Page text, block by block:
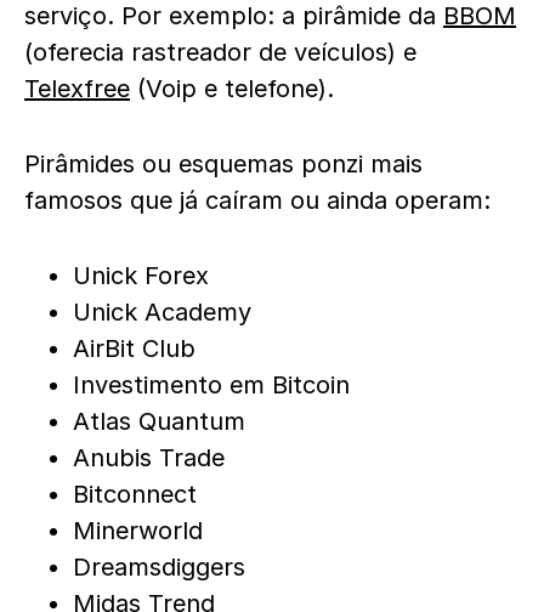
serviço. Por exemplo: a pirâmide da BBOM
(oferecia rastreador de veículos) e
Telexfree (Voip e telefone).
Pirâmides ou esquemas ponzi mais
famosos que já caíram ou ainda operam:
Unick Forex
Unick Academy
AirBit Club
Investimento em Bitcoin
Atlas Quantum
Anubis Trade
Bitconnect
Minerworld
Dreamsdiggers
Midas Trend